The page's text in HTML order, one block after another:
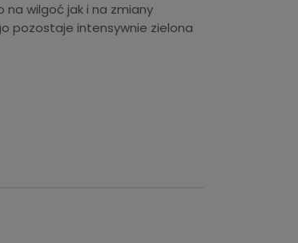
na wilgoć jak i na zmiany
pozostaje intensywnie zielona